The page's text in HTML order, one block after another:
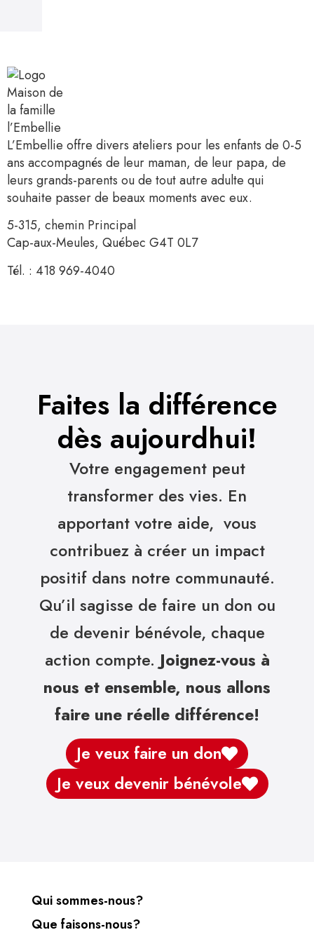
L’Embellie offre divers ateliers pour les enfants de 0-5
ans accompagnés de leur maman, de leur papa, de
leurs grands-parents ou de tout autre adulte qui
souhaite passer de beaux moments avec eux.
5-315, chemin Principal
Cap-aux-Meules, Québec G4T 0L7
Tél. : 418 969-4040
Faites la différence
dès aujourdhui!
Votre engagement peut
transformer des vies. En
apportant votre aide, vous
contribuez à créer un impact
positif dans notre communauté.
Qu’il sagisse de faire un don ou
de devenir bénévole, chaque
action compte. Joignez-vous à
nous et ensemble, nous allons
faire une réelle différence!
Je veux faire un don
Je veux devenir bénévole
Qui sommes-nous?
Que faisons-nous?